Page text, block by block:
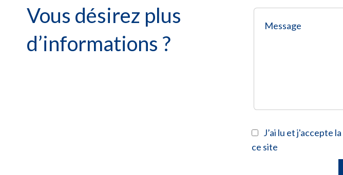
Vous désirez plus
d’informations ?
J’ai lu et j'accepte la
ce site